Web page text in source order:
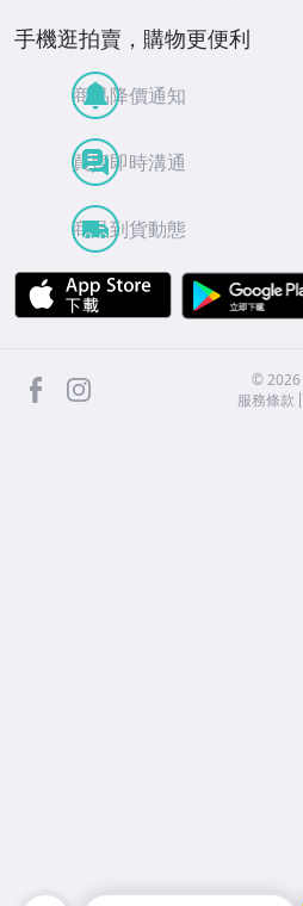
手機逛拍賣，購物更便利
商品降價通知
買賣即時溝通
商品到貨動態
APP Store
facebook ©2026
服務條款